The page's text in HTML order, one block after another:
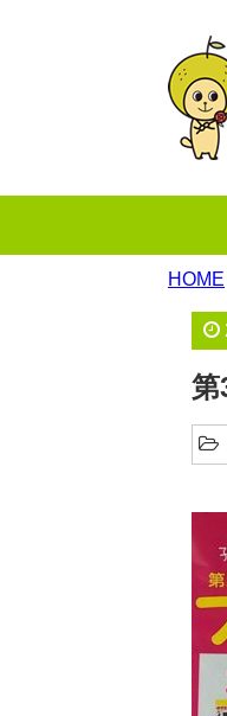
HOME
第